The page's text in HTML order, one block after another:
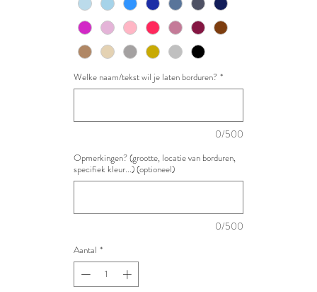
Welke naam/tekst wil je laten borduren? *
0/500
Opmerkingen? (grootte, locatie van borduren,
specifiek kleur...) (optioneel)
0/500
Aantal *